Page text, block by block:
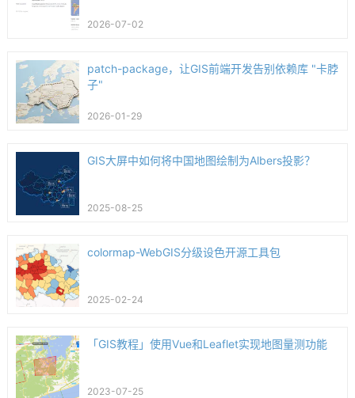
2026-07-02
patch-package，让GIS前端开发告别依赖库 "卡脖
子"
2026-01-29
GIS大屏中如何将中国地图绘制为Albers投影？
2025-08-25
colormap-WebGIS分级设色开源工具包
2025-02-24
「GIS教程」使用Vue和Leaflet实现地图量测功能
2023-07-25